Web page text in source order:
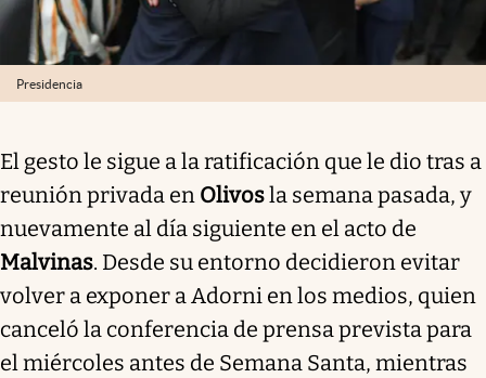
Presidencia
El gesto le sigue a la ratificación que le dio tras a
reunión privada en Olivosla semana pasada, y
nuevamente al día siguiente en el acto de
Malvinas. Desde su entorno decidieron evitar
volver a exponer a Adorni en los medios, quien
canceló la conferencia de prensa prevista para
el miércoles antes de Semana Santa, mientras